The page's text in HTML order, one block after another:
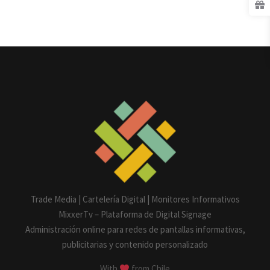
Trade Media | Cartelería Digital | Monitores Informativos
MixxerTv – Plataforma de Digital Signage
Administración online para redes de pantallas informativas,
publicitarias y contenido personalizado